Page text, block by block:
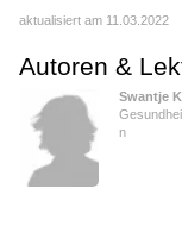
aktualisiert am 11.03.2022
Autoren &
Swantje
n